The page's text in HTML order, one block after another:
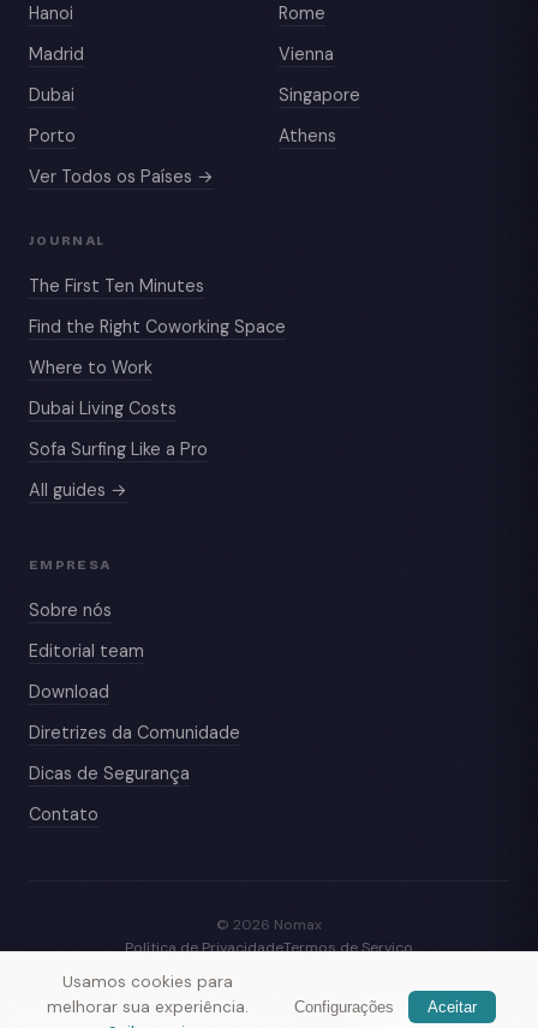
Hanoi
Rome
Madrid
Vienna
Dubai
Singapore
Porto
Athens
Ver Todos os Países →
JOURNAL
The First Ten Minutes
Find the Right Coworking Space
Where to Work
Dubai Living Costs
Sofa Surfing Like a Pro
All guides →
EMPRESA
Sobre nós
Editorial team
Download
Diretrizes da Comunidade
Dicas de Segurança
Contato
© 2026 Nomax
Política de PrivacidadeTermos de Serviço
Usamos cookies para
melhorar sua experiência.
Configurações Aceitar